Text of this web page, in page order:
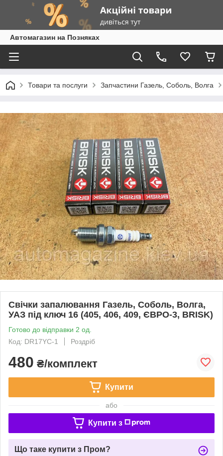
Автомагазин на Позняках
Товари та послуги Запчастини Газель, Соболь, Волга
Свічки запалювання Газель, Соболь, Волга,
УАЗ під ключ 16 (405, 406, 409, ЄВРО-3, BRISK)
Готово до відправки 2 од.
Код: DR17YC-1
Роздріб
480 ₴/комплект
Купити
або
Купити з
Що таке купити з Пром?